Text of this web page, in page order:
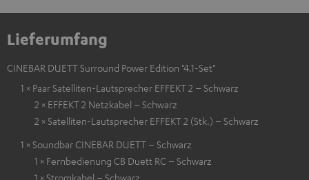
Lieferumfang
CINEBAR DUETT Surround Power Edition "4.1-Set"
1 × Paar Satelliten-Lautsprecher EFFEKT 2 – Schwarz
2 × EFFEKT 2 Netzkabel – Schwarz
2 × Satelliten-Lautsprecher EFFEKT 2 (Stk.) – Schwarz
1 × Soundbar CINEBAR DUETT – Schwarz
1 × Fernbedienung CB Duett RC – Schwarz